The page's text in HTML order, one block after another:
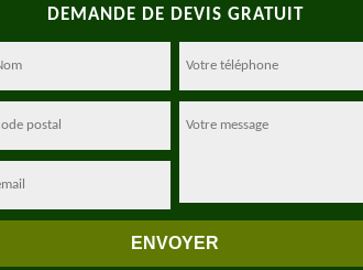
DEMANDE DE DEVIS GRATUIT